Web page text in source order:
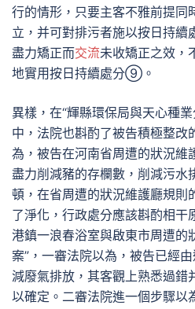
行的情形，只要主客不雅前提同
立，并可對排污者施以按日持續
盡力矯正而交流未收矯正之效，
地實用按日持續處分⑨。
異樣，在“輝縣環保局與天心種
中，法院也斟酌了被告積極整改
為，被告在河南省周遭的狀況維
盡力削減豬的存欄數，削減污水
頓，在省周遭的狀況維護廳規則
了淨化，行政處分應該斟酌相
港鎮一浪春浴室與啟東市周遭的
案”，一審法院以為，被告已經
減廢氣排放，其客觀上熟悉過錯
以確定。二審法院進一個步驟以